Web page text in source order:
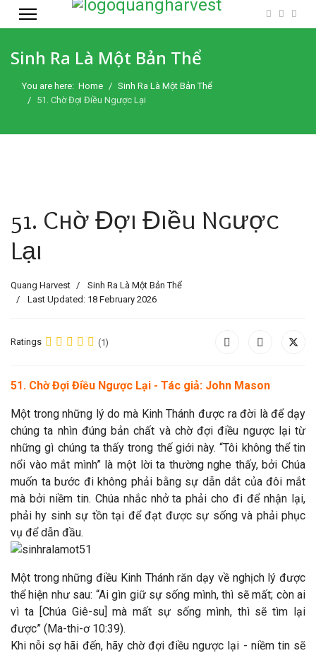
Sinh Ra Là Một Bản Thể
You are here: Home
Sinh Ra Là Một Bản Thể
51. Chờ Đợi Điều Ngược Lại
51. Chờ Đợi Điều Ngược
Lại
Quang Harvest
Sinh Ra Là Một Bản Thể
Last Updated: 18 February 2026
Ratings (1)
51. Chờ Đợi Điều Ngược Lại - Tác giả: John Mason
Một trong những lý do mà Kinh Thánh được ra đời là để dạy
chúng ta nhìn đúng bản chất và chờ đợi điều ngược lại từ
những gì chúng ta thấy trong thế giới này. “Tôi không thể tin
nổi vào mắt mình” là một lời ta thường nghe thấy, bởi Chúa
muốn ta bước đi không phải bằng sự dẫn dắt của đôi mắt
mà bởi niềm tin. Chúa nhắc nhở ta phải cho đi để nhận lại,
phải hy sinh sự tồn tại để đạt được sự sống và phải phục
vụ để dẫn đầu.
Một trong những điều Kinh Thánh răn dạy về nghịch lý được
thể hiện như sau: “Ai gìn giữ sự sống mình, thì sẽ mất; còn ai
vì ta [Chúa Giê-su] mà mất sự sống mình, thì sẽ tìm lại
được” (Ma-thi-ơ 10:39).
Khi nỗi sợ hãi đến, hãy chờ đợi điều ngược lại - niềm tin sẽ